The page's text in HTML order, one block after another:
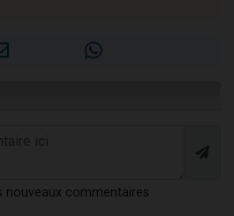
nouveaux commentaires